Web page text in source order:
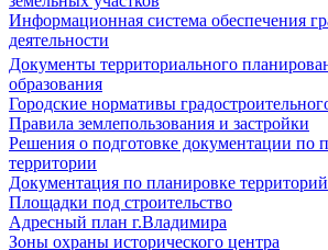
Информационная система обеспечения
деятельности
Документы территориального
образования
Городские нормативы
Правила землепользования и застройки
Решения о подготовке документации по
территории
Документация по планировке территорий
Площадки под строительство
Адресный план г.Владимира
Зоны охраны исторического центра